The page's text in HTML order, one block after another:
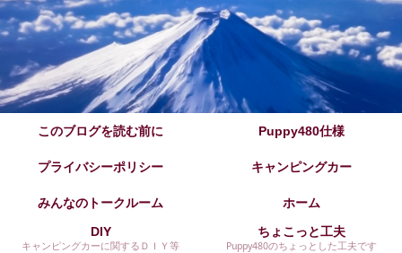
このブログを読む前に Puppy480仕様
プライバシーポリシー キャンピングカー
みんなのトークルーム
ホーム
DIY
キャンピングカーに関するＤＩＹ等
ちょこっと工夫
Puppy480のちょっとした工夫です